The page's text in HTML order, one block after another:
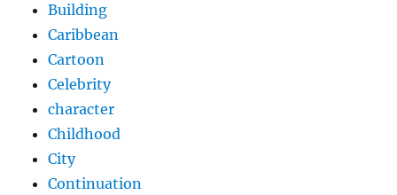
Building
Caribbean
Cartoon
Celebrity
character
Childhood
City
Continuation